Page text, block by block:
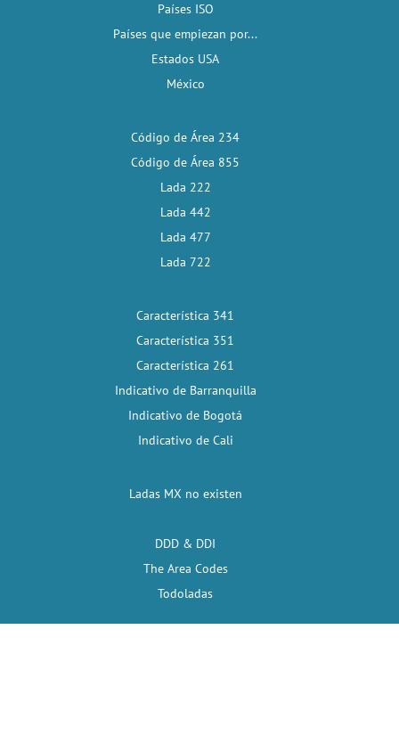
Países ISO
Países que empiezan por...
Estados USA
México
Código de Área 234
Código de Área 855
Lada 222
Lada 442
Lada 477
Lada 722
Característica 341
Característica 351
Característica 261
Indicativo de Barranquilla
Indicativo de Bogotá
Indicativo de Cali
Ladas MX no existen
DDD & DDI
The Area Codes
Todoladas